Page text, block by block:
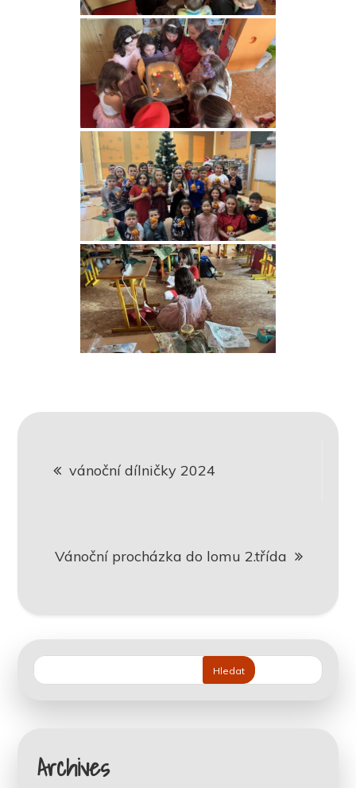
provánoční dílničky 2024
Vánoční procházka do lomu 2.třída
Hledat
Archives